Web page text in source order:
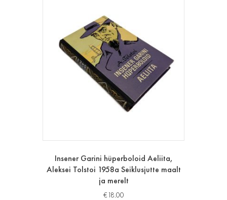
Insener Garini hüperboloid Aeliita,
Aleksei Tolstoi 1958a Seiklusjutte maalt
ja merelt
€18.00